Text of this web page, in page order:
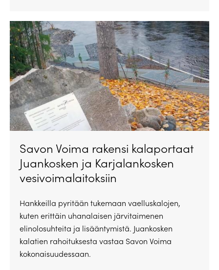
Savon Voima rakensi kalaportaat
Juankosken ja Karjalankosken
vesivoimalaitoksiin
Hankkeilla pyritään tukemaan vaelluskalojen,
kuten erittäin uhanalaisen järvitaimenen
elinolosuhteita ja lisääntymistä. Juankosken
kalatien rahoituksesta vastaa Savon Voima
kokonaisuudessaan.